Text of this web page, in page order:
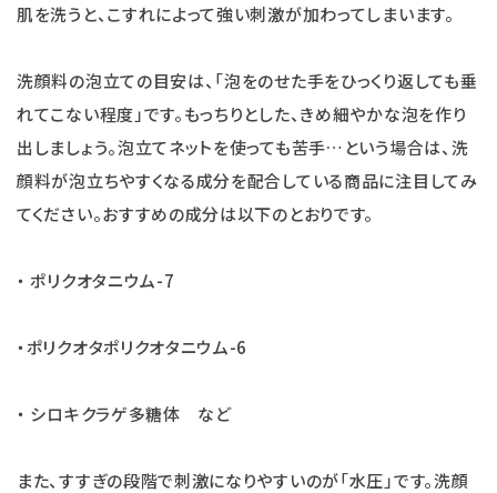
肌を洗うと、こすれによって強い刺激が加わってしまいます。
洗顔料の泡立ての目安は、「泡をのせた手をひっくり返しても垂
れてこない程度」です。もっちりとした、きめ細やかな泡を作り
出しましょう。泡立てネットを使っても苦手…という場合は、洗
顔料が泡立ちやすくなる成分を配合している商品に注目してみ
てください。おすすめの成分は以下のとおりです。
・ ポリクオタニウム-7
・ポリクオタポリクオタニウム-6
・ シロキクラゲ多糖体 など
また、すすぎの段階で刺激になりやすいのが「水圧」です。洗顔